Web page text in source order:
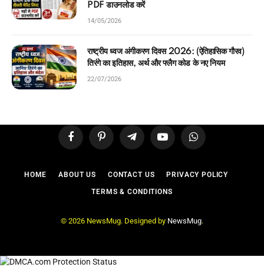
PDF डाउनलोड करें
14/05/2026
राष्ट्रीय ध्वज अंगीकरण दिवस 2026: (ऐतिहासिक गौरव)
तिरंगे का इतिहास, अर्थ और फ्लैग कोड के नए नियम
22/07/2026
FacebookPinterest TelegramYouTubeWhatsApp
HOME ABOUT US CONTACT US PRIVACY POLICY
TERMS & CONDITIONS
© 2026 NewsMug. Designed by NewsMug.